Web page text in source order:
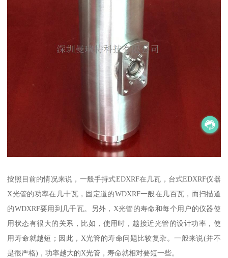
按照目前的情况来说，一般手持式EDXRF在几瓦，台式EDXRF仪器
X光管的功率在几十瓦，固定道的WDXRF一般在几百瓦，而扫描道
的WDXRF要用到几千瓦。另外，X光管的寿命和每个用户的仪器使
用状态有很大的关系，比如，使用时，越接近光管的设计功率，使
用寿命就越短；因此，X光管的寿命问题比较复杂。一般来说(并不
是很严格)，功率越大的X光管，寿命就相对要短一些。